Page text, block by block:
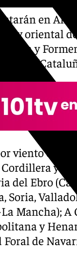
en
y oriental
Ibiza y
viento en
y
del Ebro
Soria,
Mancha);
y
Foral de